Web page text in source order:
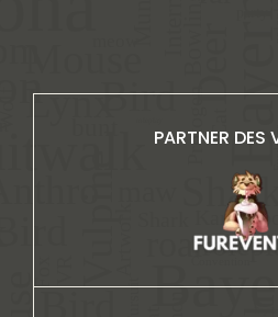
PARTNER DES